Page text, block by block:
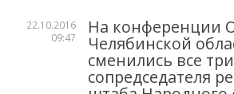
22.10.2016
09:47
На конференции
Челябинской
сменились все три
сопредседателя